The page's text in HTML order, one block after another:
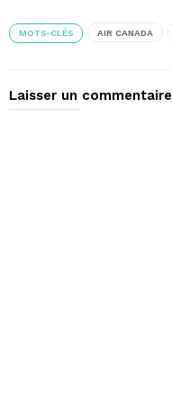
MOTS-CLÉS AIR CANADA
Laisser un commentaire